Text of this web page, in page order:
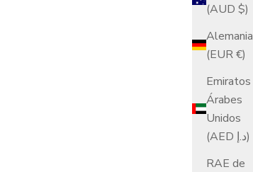
(AUD $)
Alemania
(EUR €)
Emiratos
Árabes
Unidos
(AED د.إ)
RAE de